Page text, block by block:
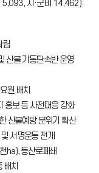
시·군비 14,462)
립
산불 기동단속반 운영
원 배치
홍보 등 사전대응 강화
산불예방 분위기 확산
서명운동 전개
ha), 등산로폐쇄
치